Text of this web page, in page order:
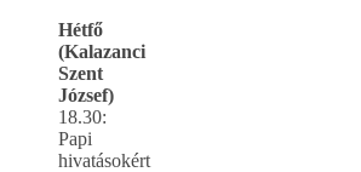
Hétfő
(Kalazanci
Szent
József)
18.30:
Papi
hivatásokért